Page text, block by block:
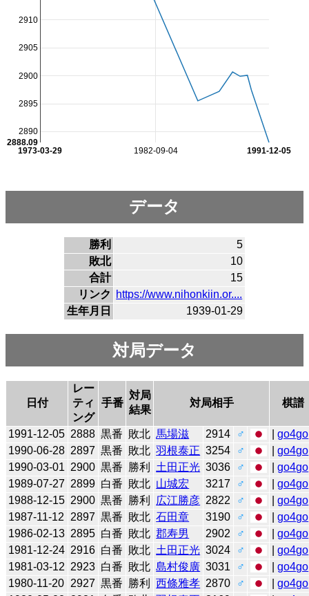
1982-09-04
1973-03-29 1991-12-05
2890
2895
2900
2905
2910
2888.09
データ
勝利
5
敗北
10
合計
15
リンク
https://www.nihonkiin.or....
生年月日
1939-01-29
対局データ
日付
レー
ティ
ング
手番
対局
結果
対局相手 棋譜
1991-12-05 2888 黒番 敗北 馬場滋 2914 ♂ |go4go
1990-06-28 2897 黒番 敗北 羽根泰正 3254 ♂ |go4go
1990-03-01 2900 黒番 勝利 土田正光 3036 ♂ |go4go
1989-07-27 2899 白番 敗北 山城宏 3217 ♂ |go4go
1988-12-15 2900 黒番 勝利 広江勝彦 2822 ♂ |go4go
1987-11-12
2897 黒番 敗北 石田章 3190 ♂ |go4go
1986-02-13 2895 白番 敗北 郡寿男 2902 ♂ |go4go
1981-12-24 2916 白番 敗北 土田正光 3024 ♂ |go4go
1981-03-12 2923 白番 敗北 島村俊廣 3031 ♂ |go4go
1980-11-20 2927 黒番 勝利 西條雅孝 2870 ♂ |go4go